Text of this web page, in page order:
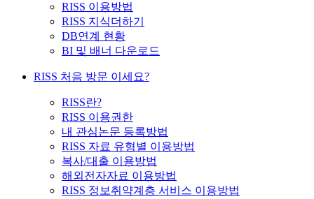
RISS 이용방법
RISS 지식더하기
DB연계 현황
BI 및 배너 다운로드
RISS 처음 방문 이세요?
RISS란?
RISS 이용권한
내 관심논문 등록방법
RISS 자료 유형별 이용방법
복사/대출 이용방법
해외전자자료 이용방법
RISS 정보취약계층 서비스 이용방법